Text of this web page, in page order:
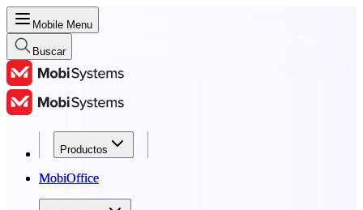
Mobile Menu
Buscar
Productos
MobiOffice
Productos
MobiOffice